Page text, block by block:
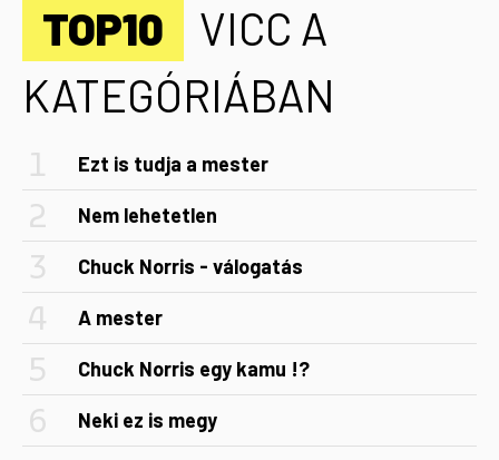
TOP10
VICC A
KATEGÓRIÁBAN
Ezt is tudja a mester
Nem lehetetlen
Chuck Norris - válogatás
A mester
Chuck Norris egy kamu !?
Neki ez is megy